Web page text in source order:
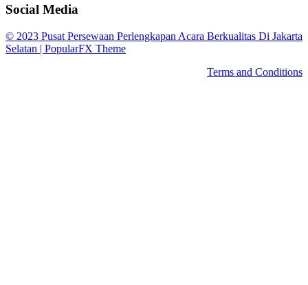
Social Media
© 2023 Pusat Persewaan Perlengkapan Acara Berkualitas Di Jakarta
Selatan | PopularFX Theme
Terms and Conditions